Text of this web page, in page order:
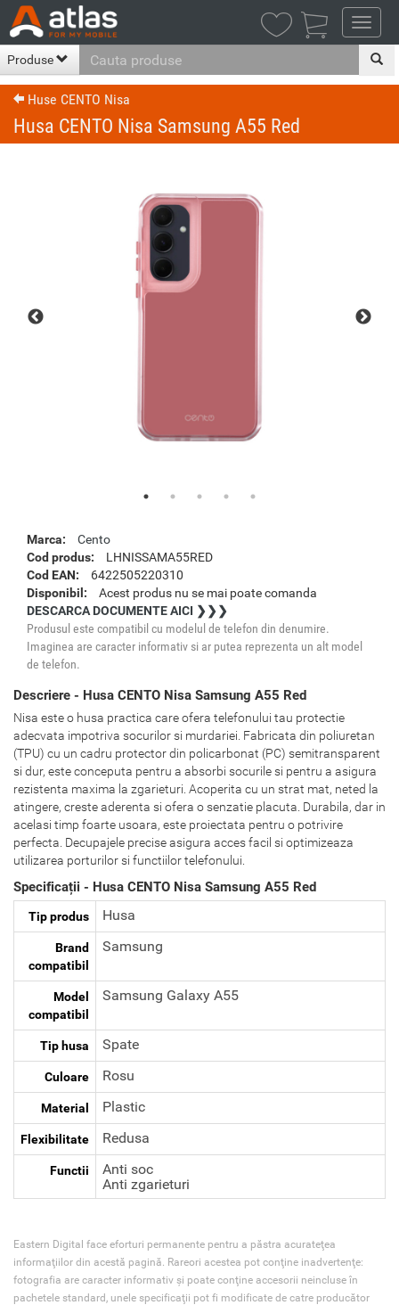
Produse
Huse CENTO Nisa
Husa CENTO Nisa Samsung A55 Red
Marca:
Cento
Cod produs:
LHNISSAMA55RED
Cod EAN:
6422505220310
Disponibil:
Acest produs nu se mai poate comanda
DESCARCA DOCUMENTE AICI ❯❯❯
Produsul este compatibil cu modelul de telefon din denumire.
Imaginea are caracter informativ si ar putea reprezenta un alt model
de telefon.
Descriere - Husa CENTO Nisa Samsung A55 Red
Nisa este o husa practica care ofera telefonului tau protectie
adecvata impotriva socurilor si murdariei. Fabricata din poliuretan
(TPU) cu un cadru protector din policarbonat (PC) semitransparent
si dur, este conceputa pentru a absorbi socurile si pentru a asigura
rezistenta maxima la zgarieturi. Acoperita cu un strat mat, neted la
atingere, creste aderenta si ofera o senzatie placuta. Durabila, dar in
acelasi timp foarte usoara, este proiectata pentru o potrivire
perfecta. Decupajele precise asigura acces facil si optimizeaza
utilizarea porturilor si functiilor telefonului.
Specificații - Husa CENTO Nisa Samsung A55 Red
Tip produs Husa
Brand
compatibil
Samsung
Model
compatibil
Samsung Galaxy A55
Tip husa Spate
Culoare Rosu
Material Plastic
Flexibilitate Redusa
Functii
Anti soc
Anti zgarieturi
Eastern Digital face eforturi permanente pentru a păstra acurateţea
informaţiilor din acestă pagină. Rareori acestea pot conţine inadvertenţe:
fotografia are caracter informativ şi poate conţine accesorii neincluse în
pachetele standard, unele specificaţii pot fi modificate de catre producător